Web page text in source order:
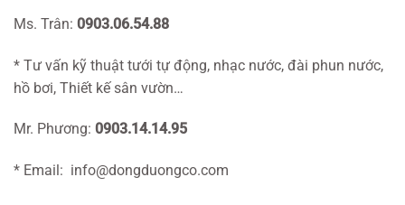
Ms. Trân: 0903.06.54.88
* Tư vấn kỹ thuật tưới tự động, nhạc nước, đài phun nước,
hồ bơi, Thiết kế sân vườn…
Mr. Phương: 0903.14.14.95
* Email: info@dongduongco.com